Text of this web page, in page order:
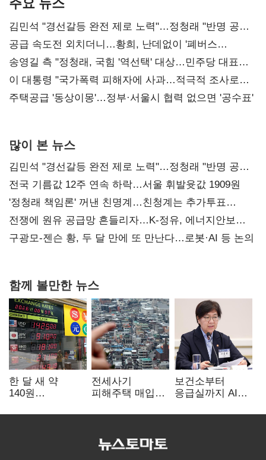
김민석 "경선갈등 완전 제로 노력"…정청래 "반명 공세
사과부터"
공급 속도전 외치더니…황희, 난데없이 '폐버스
리모델링' 제안
송영길 측 "정청래, 국힘 '역선택' 대상…민주당 대표로
총선 지휘 못해"
이 대통령 "국가폭력 피해자에 사과…적극적 조사로
진실 밝혀야"
주택공급 '동상이몽'…정부·서울시 협력 없으면 '공수표'
많이 본 뉴스
김민석 "경선갈등 완전 제로 노력"…정청래 "반명 공세
사과부터"
전국 기름값 12주 연속 하락…서울 휘발윳값 1909원
'정청래 책임론' 꺼낸 친명계…친청계는 추가투표
때리기
전쟁에 원유 공급망 흔들리자…K-정유, 에너지안보
핵심으로 재부상
구광모-젠슨 황, 두 달 만에 또 만난다…로봇·AI 등 논의
함께 볼만한 뉴스
한 달 새 약
140원
엔저'에 원화
전세사기
피해주택 매입
누적 피해자
보건소부터
응급실까지 AI
혁신 본격화